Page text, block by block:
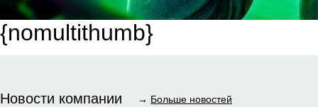
{nomultithumb}
Новости компании → Больше новостей